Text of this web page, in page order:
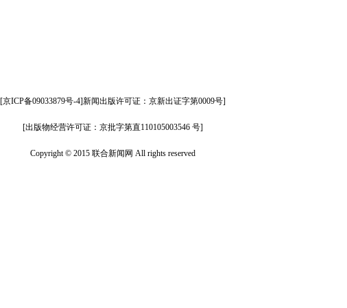
[京ICP备09033879号-4]新闻出版许可证：京新出证字第0009号]
[出版物经营许可证：京批字第直110105003546 号]
Copyright © 2015 联合新闻网 All rights reserved